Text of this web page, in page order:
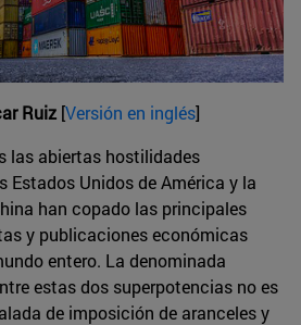
Ruiz [Versión en inglés]
las abiertas hostilidades
Estados Unidos de América y la
han copado las principales
y publicaciones económicas
entero. La denominada
estas dos superpotencias no es
de imposición de aranceles y